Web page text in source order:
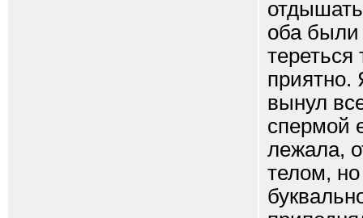
оба были
тереться
приятно.
вынул
спермой
лежала,
телом,